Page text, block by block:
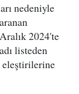
nedeniyle
2024'te
listeden
eleştirilerine